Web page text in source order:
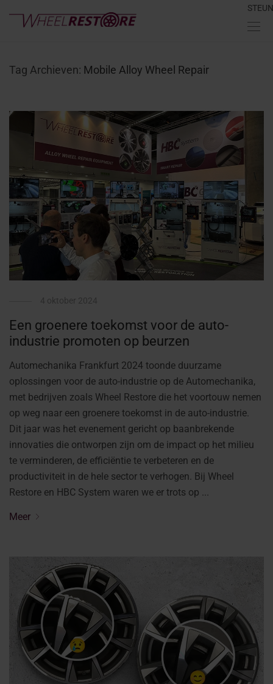
STEUN
Tag Archieven: Mobile Alloy Wheel Repair
Een groenere toekomst voor de auto-
industrie promoten op beurzen
Automechanika Frankfurt 2024 toonde duurzame
oplossingen voor de auto-industrie op de Automechanika,
met bedrijven zoals Wheel Restore die het voortouw nemen
op weg naar een groenere toekomst in de auto-industrie.
Dit jaar was het evenement gericht op baanbrekende
innovaties die ontworpen zijn om de impact op het milieu
te verminderen, de efficiëntie te verbeteren en de
productiviteit in de hele sector te verhogen. Bij Wheel
Restore en HBC System waren we er trots op ...
Meer